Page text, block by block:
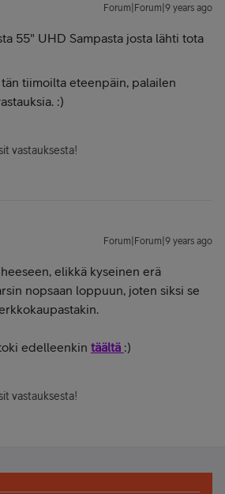
Forum|Forum|9 years ago
55" UHD Sampasta josta lähti tota
tiimoilta eteenpäin, palailen
:)
vastauksesta!
Forum|Forum|9 years ago
elikkä kyseinen erä
nopsaan loppuun, joten siksi se
edelleenkin täältä :)
vastauksesta!